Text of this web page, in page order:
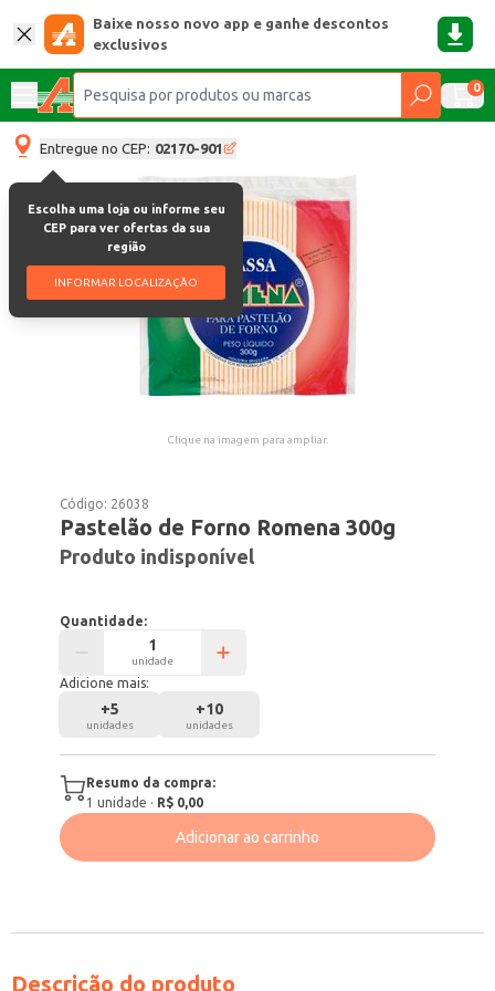
Baixe nosso novo app e ganhe descontos
exclusivos
0
Entregue no CEP: 02170-901
Escolha uma loja ou informe seu
CEP para ver ofertas da sua
região
INFORMAR LOCALIZAÇÃO
Clique na imagem para ampliar.
Código: 26038
Pastelão de Forno Romena 300g
Produto indisponível
Quantidade:
unidade
Adicione mais:
+5
unidades
+10
unidades
Resumo da compra:
1 unidade · R$ 0,00
Adicionar ao carrinho
Descrição do produto